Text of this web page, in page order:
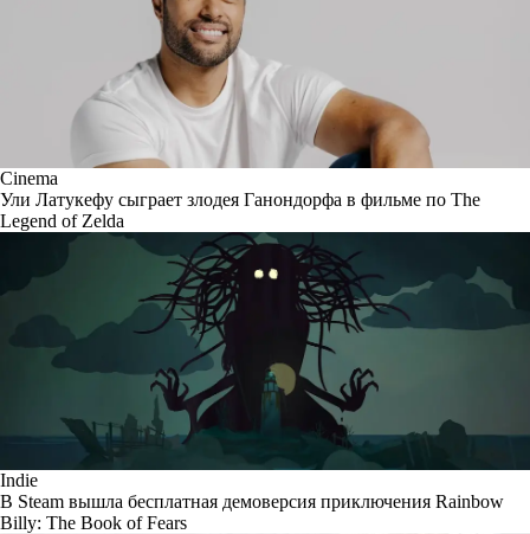
Cinema
Ули Латукефу сыграет злодея Ганондорфа в фильме по The
Legend of Zelda
Indie
В Steam вышла бесплатная демоверсия приключения Rainbow
Billy: The Book of Fears